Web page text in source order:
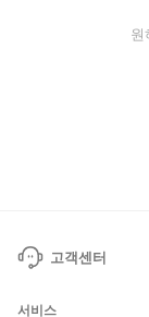
원
고객센터
서비스